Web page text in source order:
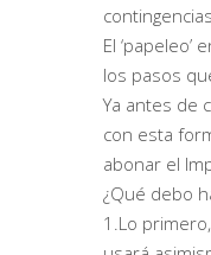
El
los pasos
Ya antes de
con esta
abonar el
¿Qué debo
1.Lo